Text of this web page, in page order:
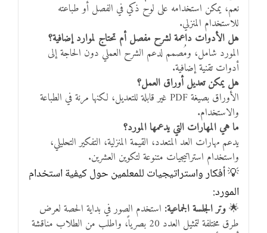
نعم، يمكن استخدامه على لوح ذكي في الفصل أو طباعته
للاستخدام المنزلي.
هل الأدوات داعمة لشرح مفصل أم تحتاج لموارد إضافية؟
المورد شامل، ومُصمم لدعم الشرح العملي دون الحاجة إلى
أدوات تقنية إضافية.
هل يمكن تعديل أوراق العمل؟
الأوراق بصيغة PDF غير قابلة للتعديل، لكنها مرنة في الطباعة
والاستخدام.
ما هي المهارات التي يدعمها المورد؟
يدعم مهارات العد المتعدد، القيمة المنزلية، التفكير التحليلي،
واستخدام استراتيجيات متنوعة لتكوين العشرين.
💡 أفكار واستراتيجيات للمعلمين حول كيفية استخدام
المورد:
🌟وتر الجلسة الجماعية: استخدم الصور في بداية الحصة لعرض
طرق مختلفة لتمثيل العدد 20 بصرياً، واطلب من الطلاب مناقشة